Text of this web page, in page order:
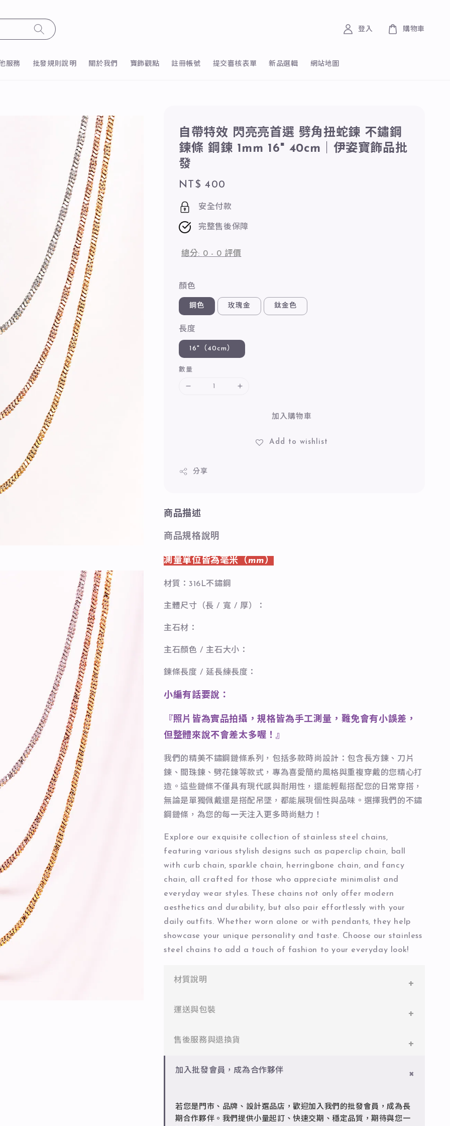
服務 批發規則說明 關於我們 寶飾觀點 註冊帳號 提交審核表單 新品選輯 網站地圖
登入 購物車
自帶特效 閃亮亮首選 劈角扭蛇鍊 不鏽鋼
鍊條 鋼鍊 1mm 16" 40cm｜伊姿寶飾品批
發
Regular
price
NT$ 400
安全付款
完整售後保障
總分: 0 - 0 評價
顏色
鋼色 玫瑰金 鈦金色
長度
16"（40cm）
數量
加入購物車
Add to wishlist
分享
商品描述
商品規格說明
測量單位皆為毫米（mm）
材質：316L不鏽鋼
主體尺寸（長 / 寬 / 厚）：
主石材：
主石顏色 / 主石大小：
鍊條長度 / 延長練長度：
小編有話要說：
『照片皆為實品拍攝，規格皆為手工測量，難免會有小誤差，
但整體來說不會差太多喔！』
我們的精美不鏽鋼鏈條系列，包括多款時尚設計：包含長方鍊、刀片
鍊、間珠鍊、劈花鍊等款式，專為喜愛簡約風格與重複穿戴的您精心打
造。這些鏈條不僅具有現代感與耐用性，還能輕鬆搭配您的日常穿搭，
無論是單獨佩戴還是搭配吊墜，都能展現個性與品味。選擇我們的不鏽
鋼鏈條，為您的每一天注入更多時尚魅力！
Explore our exquisite collection of stainless steel chains,
featuring various stylish designs such as paperclip chain, ball
with curb chain, sparkle chain, herringbone chain, and fancy
chain, all crafted for those who appreciate minimalist and
everyday wear styles. These chains not only offer modern
aesthetics and durability, but also pair effortlessly with your
daily outfits. Whether worn alone or with pendants, they help
showcase your unique personality and taste. Choose our stainless
steel chains to add a touch of fashion to your everyday look!
材質說明
✻ 316L不鏽鋼
✻ 925純銀
✻ 銅台電鍍飾品
運送與包裝
一般會員：一件即享免運與精美包裝，超商取貨或宅配皆可。
售後服務與退換貨
✻ 一般會員
加入批發會員，成為合作夥伴
若您是門市、品牌、設計選品店，歡迎加入我們的批發會員，成為長
期合作夥伴。我們提供小量起訂、快速交期、穩定品質，期待與您一